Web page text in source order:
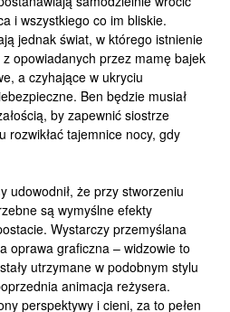
i wszystkiego co im bliskie.
jednak świat, w którego istnienie
opowiadanych przez mamę bajek
a czyhające w ukryciu
Ben będzie musiał
by zapewnić siostrze
rozwikłać tajemnice nocy, gdy
udowodnił, że przy stworzeniu
są wymyślne efekty
Wystarczy przemyślana
oprawa graficzna – widzowie to
utrzymane w podobnym stylu
animacja reżysera.
perspektywy i cieni, za to pełen